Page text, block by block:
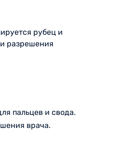
рубец и
разрешения
пальцев и свода.
врача.